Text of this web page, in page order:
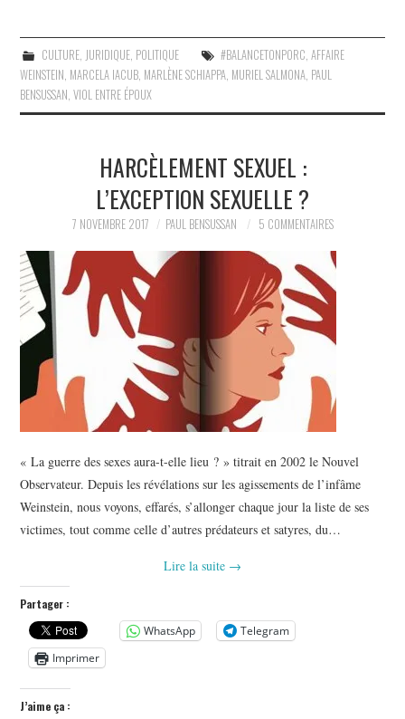
CULTURE, JURIDIQUE, POLITIQUE #BALANCETONPORC, AFFAIRE
WEINSTEIN, MARCELA IACUB, MARLÈNE SCHIAPPA, MURIEL SALMONA, PAUL
BENSUSSAN,VIOL ENTRE ÉPOUX
HARCÈLEMENT SEXUEL :
L’EXCEPTION SEXUELLE ?
7 NOVEMBRE 2017 PAUL BENSUSSAN 5 COMMENTAIRES
« La guerre des sexes aura-t-elle lieu ? » titrait en 2002 le Nouvel
Observateur. Depuis les révélations sur les agissements de l’infâme
Weinstein, nous voyons, effarés, s’allonger chaque jour la liste de ses
victimes, tout comme celle d’autres prédateurs et satyres, du…
Lire la suite →
Partager :
WhatsApp
Telegram
Imprimer
J’aime ça :